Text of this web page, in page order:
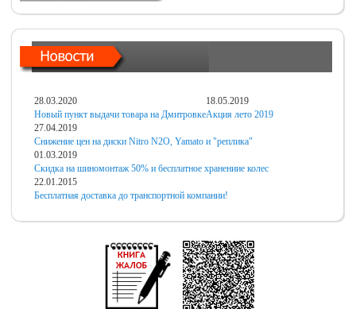
28.03.2020
Новый пункт выдачи товара на Дмитровке
18.05.2019
Акция лето 2019
27.04.2019
Снижение цен на диски Nitro N2O, Yamato и "реплика"
01.03.2019
Скидка на шиномонтаж 50% и бесплатное хранениие колес
22.01.2015
Бесплатная доставка до транспортной компании!